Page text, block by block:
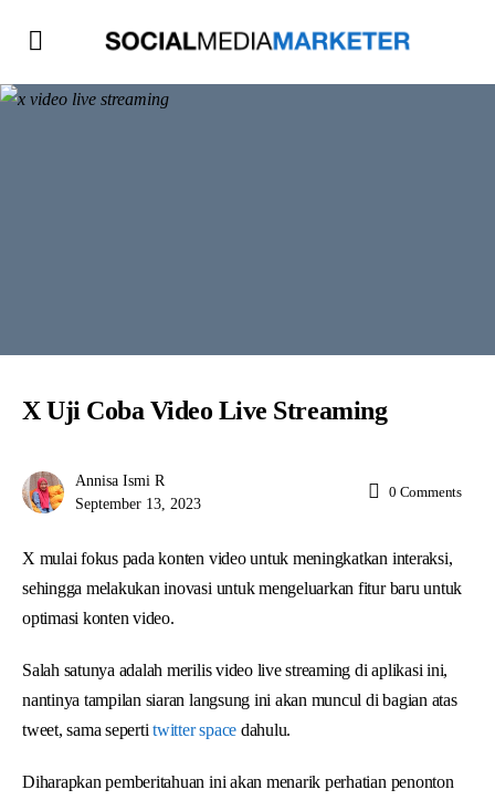
X Uji Coba Video Live Streaming
Annisa Ismi R
September 13, 2023
0 Comments
X mulai fokus pada konten video untuk meningkatkan interaksi,
sehingga melakukan inovasi untuk mengeluarkan fitur baru untuk
optimasi konten video.
Salah satunya adalah merilis video live streaming di aplikasi ini,
nantinya tampilan siaran langsung ini akan muncul di bagian atas
tweet, sama sepertitwitter space dahulu.
Diharapkan pemberitahuan ini akan menarik perhatian penonton